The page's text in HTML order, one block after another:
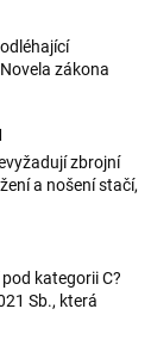
zákona
zbrojní
a nošení stačí,
kategorii C?
Sb., která